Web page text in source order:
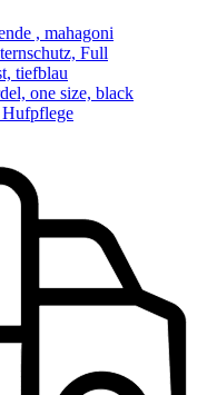
, mahagoni
Full
tiefblau
one size, black